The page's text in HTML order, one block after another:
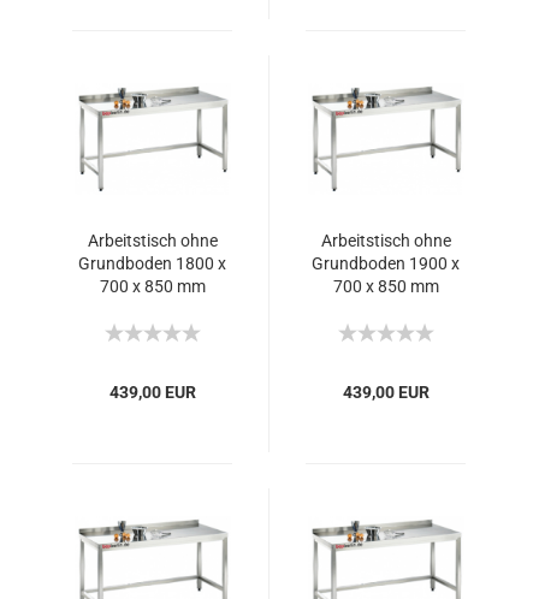
Arbeitstisch ohne
Grundboden 1800 x
700 x 850 mm
439,00 EUR
Arbeitstisch ohne
Grundboden 1900 x
700 x 850 mm
439,00 EUR